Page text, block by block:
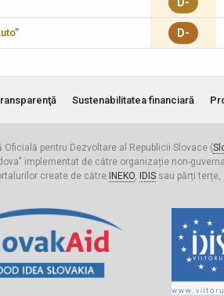
D-
Sustenabilitatea financiară
pentru Dezvoltare al Republicii Slovace (
implementat de către organizație non-
create de către INEKO, IDISsau părți terțe,